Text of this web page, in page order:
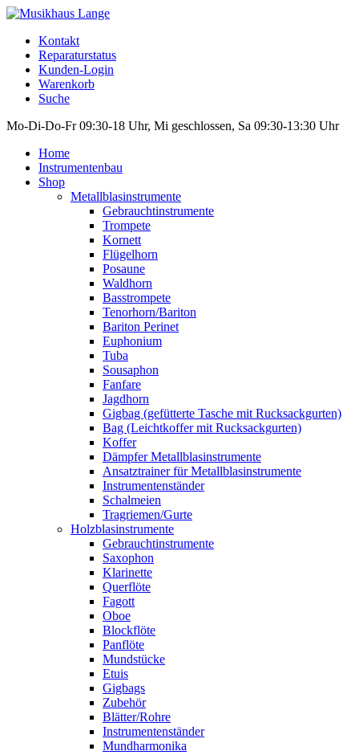
Kontakt
Reparaturstatus
Kunden-Login
Warenkorb
Suche
Mo-Di-Do-Fr 09:30-18 Uhr, Mi geschlossen, Sa 09:30-13:30 Uhr
Home
Instrumentenbau
Shop
Metallblasinstrumente
Gebrauchtinstrumente
Trompete
Kornett
Flügelhorn
Posaune
Waldhorn
Basstrompete
Tenorhorn/Bariton
Bariton Perinet
Euphonium
Tuba
Sousaphon
Fanfare
Jagdhorn
Gigbag (gefütterte Tasche mit Rucksackgurten)
Bag (Leichtkoffer mit Rucksackgurten)
Koffer
Dämpfer Metallblasinstrumente
Ansatztrainer für Metallblasinstrumente
Instrumentenständer
Schalmeien
Tragriemen/Gurte
Holzblasinstrumente
Gebrauchtinstrumente
Saxophon
Klarinette
Querflöte
Fagott
Oboe
Blockflöte
Panflöte
Mundstücke
Etuis
Gigbags
Zubehör
Blätter/Rohre
Instrumentenständer
Mundharmonika